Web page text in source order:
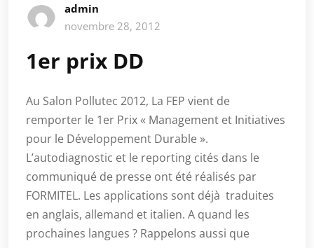
admin
novembre 28, 2012
1er prix DD
Au Salon Pollutec 2012, La FEP vient de
remporter le 1er Prix « Management et Initiatives
pour le Développement Durable ».
L’autodiagnostic et le reporting cités dans le
communiqué de presse ont été réalisés par
FORMITEL. Les applications sont déjà traduites
en anglais, allemand et italien. A quand les
prochaines langues ? Rappelons aussi que